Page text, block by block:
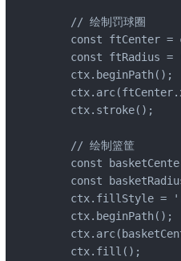
    // 绘制罚球圈
const ftCenter =
const ftRadius =
    ctx.beginPath();
    ctx.stroke();
    // 绘制篮筐
const
const
ctx.fillStyle =
    ctx.beginPath();
    ctx.fill();